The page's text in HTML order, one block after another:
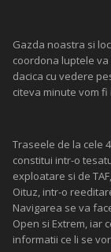
Gazda noastra si
coordona luptele
dacica cu vedere
citeva minute vom fi
Traseele de la cele
constitui intr-o
exploatare si de
Oituz, intr-o
Navigarea se va
Open si Extrem, iar
informatii ce li se